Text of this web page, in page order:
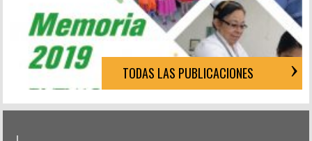
TODAS LAS PUBLICACIONES